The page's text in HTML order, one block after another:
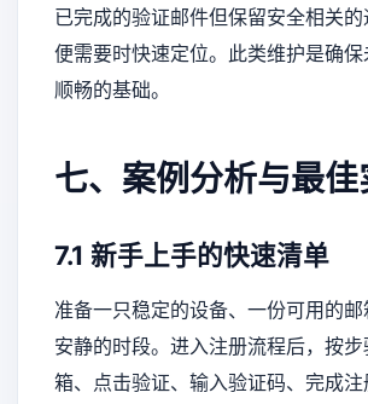
已完成的验证邮件但保留安全相关
便需要时快速定位。此类维护是确保
顺畅的基础。
七、案例分析与最佳
7.1 新手上手的快速清单
准备一只稳定的设备、一份可用的
安静的时段。进入注册流程后，按
箱、点击验证、输入验证码、完成